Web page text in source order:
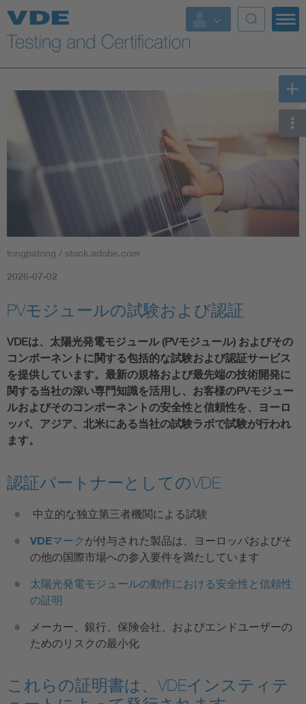
Key Topics
tongpatong / stock.adobe.com
2026-07-02
PVモジュールの試験および認証
VDEは、太陽光発電モジュール (PVモジュール) およびその
コンポーネントに関する包括的な試験および認証サービス
を提供しています。最新の規格および最先端の技術開発に
関する当社の深い専門知識を活用し、お客様のPVモジュー
ルおよびそのコンポーネントの安全性と信頼性を、ヨーロ
ッパ、アジア、北米にある当社の試験ラボで試験が行われ
ます。
認証パートナーとしてのVDE
中立的な独立第三者機関による試験
VDEマーク が付与された製品は、ヨーロッパおよびそ
の他の国際市場への参入要件を満たしています
太陽光発電モジュールの動作における安全性と信頼性
の証明
メーカー、銀行、保険会社、およびエンドユーザーの
ためのリスクの最小化
これらの証明書は、VDEインスティテ